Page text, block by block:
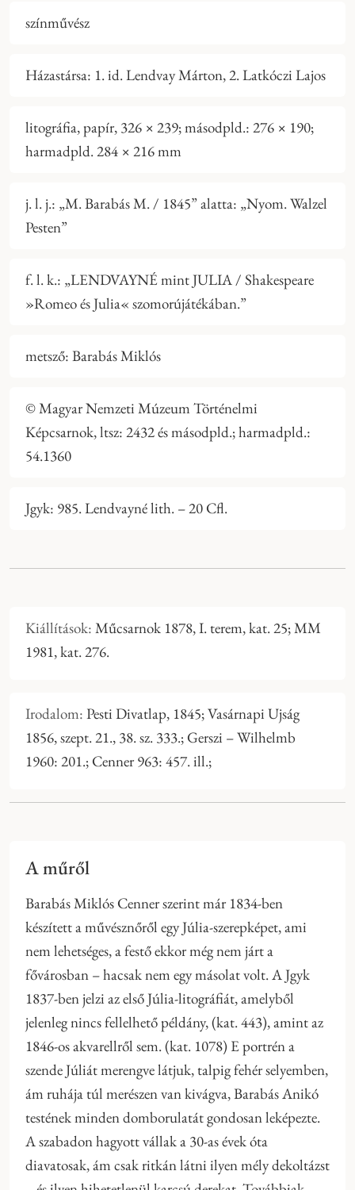
színművész
Házastársa: 1. id. Lendvay Márton, 2. Latkóczi Lajos
litográfia, papír, 326 × 239; másodpld.: 276 × 190;
harmadpld. 284 × 216 mm
j. l. j.: „M. Barabás M. / 1845” alatta: „Nyom. Walzel
Pesten”
f. l. k.: „LENDVAYNÉ mint JULIA / Shakespeare
»Romeo és Julia« szomorújátékában.”
metsző: Barabás Miklós
© Magyar Nemzeti Múzeum Történelmi
Képcsarnok, ltsz: 2432 és másodpld.; harmadpld.:
54.1360
Jgyk: 985. Lendvayné lith. – 20 Cfl.
Kiállítások: Műcsarnok 1878, I. terem, kat. 25; MM
1981, kat. 276.
Irodalom: Pesti Divatlap, 1845; Vasárnapi Ujság
1856, szept. 21., 38. sz. 333.; Gerszi – Wilhelmb
1960: 201.; Cenner 963: 457. ill.;
A műről
Barabás Miklós Cenner szerint már 1834-ben
készített a művésznőről egy Júlia-szerepképet, ami
nem lehetséges, a festő ekkor még nem járt a
fővárosban – hacsak nem egy másolat volt. A Jgyk
1837-ben jelzi az első Júlia-litográfiát, amelyből
jelenleg nincs fellelhető példány, (kat. 443), amint az
1846-os akvarellről sem. (kat. 1078) E portrén a
szende Júliát merengve látjuk, talpig fehér selyemben,
ám ruhája túl merészen van kivágva, Barabás Anikó
testének minden domborulatát gondosan leképezte.
A szabadon hagyott vállak a 30-as évek óta
diavatosak, ám csak ritkán látni ilyen mély dekoltázst